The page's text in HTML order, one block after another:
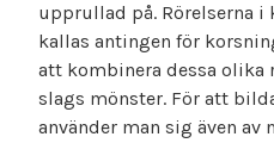
upprullad på. Rörelserna
kallas antingen för
att kombinera dessa olika
slags mönster. För att
använder man sig även av